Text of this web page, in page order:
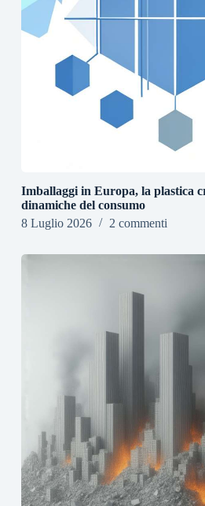
Imballaggi in Europa, la plastica
dinamiche del consumo
8 Luglio 2026
2 commenti